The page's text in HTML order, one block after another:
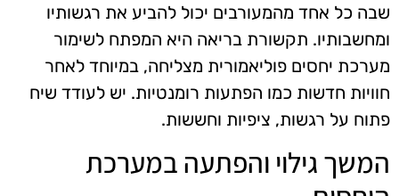
שבה כל אחד מהמעורבים יכול להביע את רגשותיו
ומחשבותיו. תקשורת בריאה היא המפתח לשימור
מערכת יחסים פוליאמורית מצליחה, במיוחד לאחר
חוויות חדשות כמו הפתעות רומנטיות. יש לעודד שיח
פתוח על רגשות, ציפיות וחששות.
המשך גילוי והפתעה במערכת